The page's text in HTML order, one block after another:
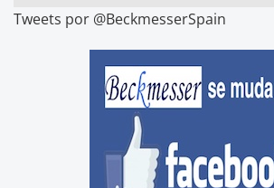
Tweets por @BeckmesserSpain